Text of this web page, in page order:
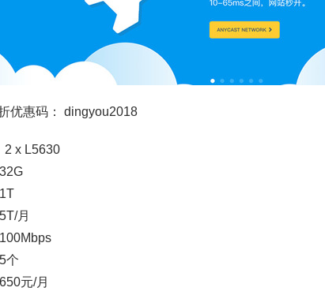
优惠码： dingyou2018
2 x L5630
月
个
元/月